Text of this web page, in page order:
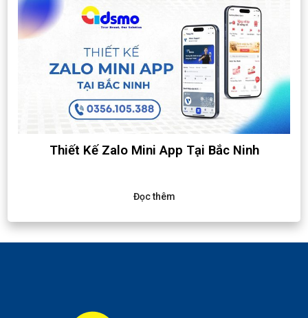
Thiết Kế Zalo Mini App Tại Bắc Ninh
Đọc thêm